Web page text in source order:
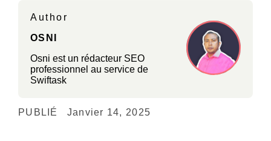
Author
OSNI
Osni est un rédacteur SEO
professionnel au service de
Swiftask
PUBLIÉ Janvier 14, 2025